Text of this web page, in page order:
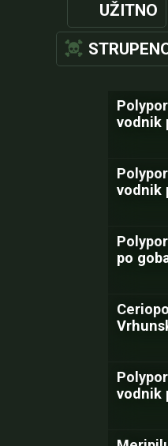
UŽITNO
vodnik
vodnik
po
vodnik